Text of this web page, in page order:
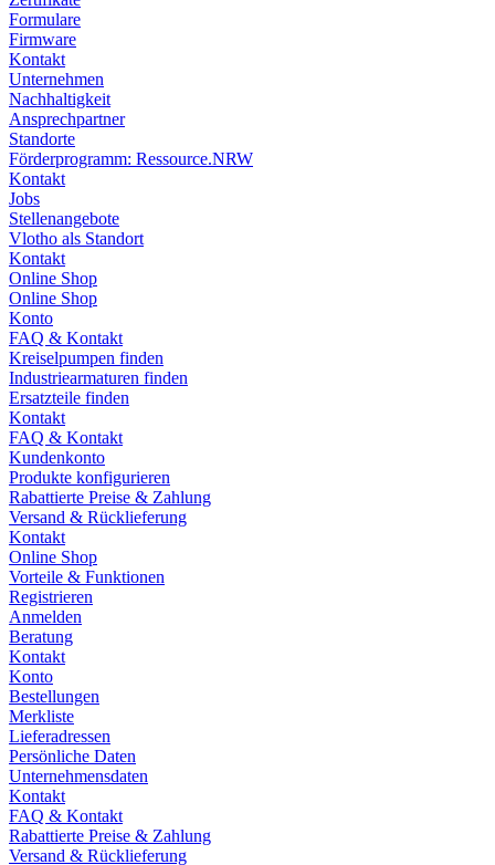
Formulare
Firmware
Kontakt
Unternehmen
Nachhaltigkeit
Ansprechpartner
Standorte
Förderprogramm: Ressource.NRW
Kontakt
Jobs
Stellenangebote
Vlotho als Standort
Kontakt
Online Shop
Online Shop
Konto
FAQ & Kontakt
Kreiselpumpen finden
Industriearmaturen finden
Ersatzteile finden
Kontakt
FAQ & Kontakt
Kundenkonto
Produkte konfigurieren
Rabattierte Preise & Zahlung
Versand & Rücklieferung
Kontakt
Online Shop
Vorteile & Funktionen
Registrieren
Anmelden
Beratung
Kontakt
Konto
Bestellungen
Merkliste
Lieferadressen
Persönliche Daten
Unternehmensdaten
Kontakt
FAQ & Kontakt
Rabattierte Preise & Zahlung
Versand & Rücklieferung